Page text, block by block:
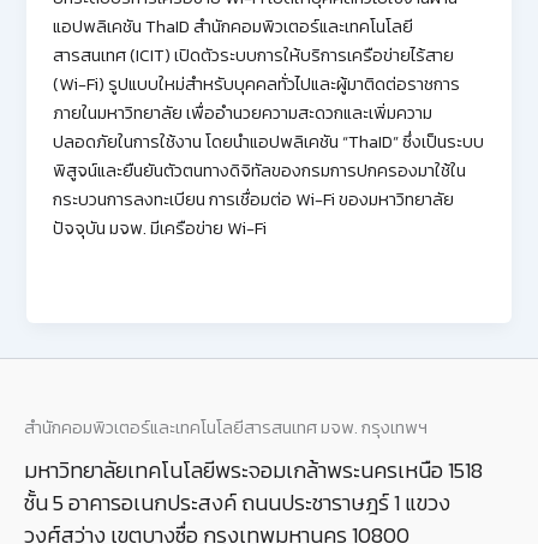
แอปพลิเคชัน ThaID สำนักคอมพิวเตอร์และเทคโนโลยี
สารสนเทศ (ICIT) เปิดตัวระบบการให้บริการเครือข่ายไร้สาย
(Wi-Fi) รูปแบบใหม่สำหรับบุคคลทั่วไปและผู้มาติดต่อราชการ
ภายในมหาวิทยาลัย เพื่ออำนวยความสะดวกและเพิ่มความ
ปลอดภัยในการใช้งาน โดยนำแอปพลิเคชัน “ThaID” ซึ่งเป็นระบบ
พิสูจน์และยืนยันตัวตนทางดิจิทัลของกรมการปกครองมาใช้ใน
กระบวนการลงทะเบียน การเชื่อมต่อ Wi-Fi ของมหาวิทยาลัย
ปัจจุบัน มจพ. มีเครือข่าย Wi-Fi
สำนักคอมพิวเตอร์และเทคโนโลยีสารสนเทศ มจพ. กรุงเทพฯ
มหาวิทยาลัยเทคโนโลยีพระจอมเกล้าพระนครเหนือ 1518
ชั้น 5 อาคารอเนกประสงค์ ถนนประชาราษฎร์ 1 แขวง
วงศ์สว่าง เขตบางซื่อ กรุงเทพมหานคร 10800